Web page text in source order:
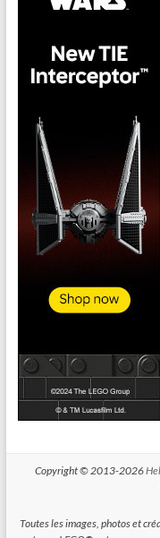
Copyright © 2013-2026
Toutes les images, photos et